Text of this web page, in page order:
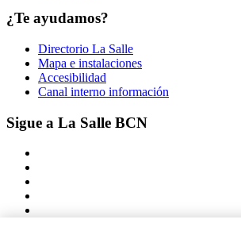
¿Te ayudamos?
Directorio La Salle
Mapa e instalaciones
Accesibilidad
Canal interno información
Sigue a La Salle BCN